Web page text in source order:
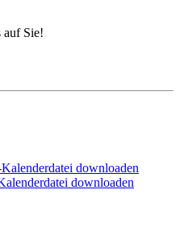
Sie!
downloaden
downloaden